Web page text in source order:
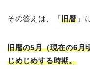
その答えは、「旧暦」
旧暦の5月（現在の6月
じめじめする時期。